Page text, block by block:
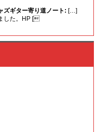
ズギター寄り道ノート: […]
した。HP [